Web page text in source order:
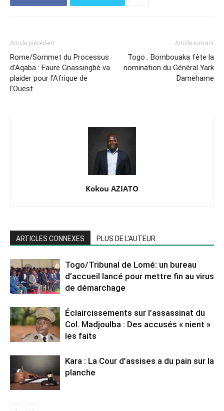
Article précédent
Rome/Sommet du Processus
d’Aqaba : Faure Gnassingbé va
plaider pour l’Afrique de
l’Ouest
Article suivant
Togo : Bombouaka fête la
nomination du Général Yark
Damehame
Kokou AZIATO
ARTICLES CONNEXES PLUS DE L'AUTEUR
Togo/Tribunal de Lomé: un bureau
d’accueil lancé pour mettre fin au virus
de démarchage
Éclaircissements sur l’assassinat du
Col. Madjoulba : Des accusés « nient »
les faits
Kara : La Cour d’assises a du pain sur la
planche